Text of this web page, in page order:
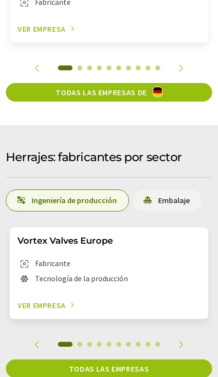
VER EMPRESA
TODAS LAS EMPRESAS DE
Herrajes: fabricantes por sector
Ingeniería de producción Embalaje
Vortex Valves Europe
Fabricante
Tecnología de la producción
VER EMPRESA
TODAS LAS EMPRESAS